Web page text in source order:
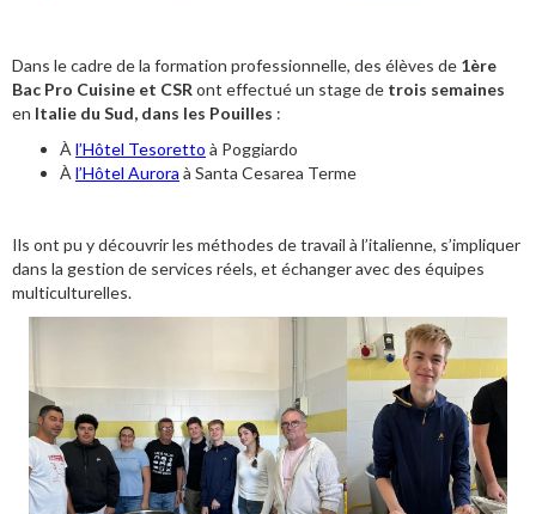
Dans le cadre de la formation professionnelle, des élèves de 1ère
Bac Pro Cuisine et CSR ont effectué un stage de trois semaines
en Italie du Sud, dans les Pouilles :
À l’Hôtel Tesoretto à Poggiardo
À l’Hôtel Aurora à Santa Cesarea Terme
Ils ont pu y découvrir les méthodes de travail à l’italienne, s’impliquer
dans la gestion de services réels, et échanger avec des équipes
multiculturelles.